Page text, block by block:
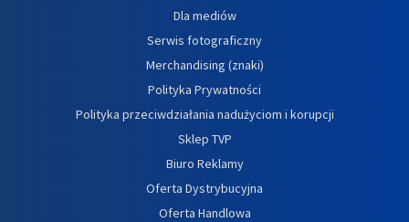
Dla mediów
Serwis fotograficzny
Merchandising (znaki)
Polityka Prywatności
Polityka przeciwdziałania nadużyciom i korupcji
Sklep TVP
Biuro Reklamy
Oferta Dystrybucyjna
Oferta Handlowa